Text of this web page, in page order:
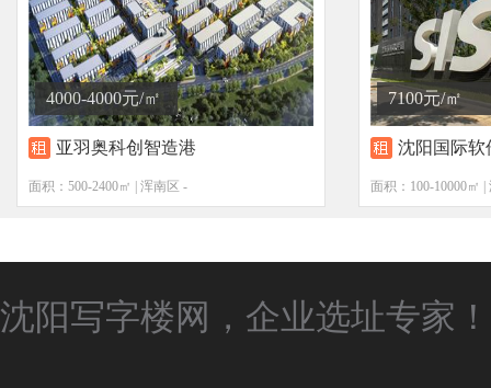
4000-4000元/㎡
亚羽奥科创智造港
面积：500-2400㎡ | 浑南区 -
7100元/㎡
沈阳国际软
面积：100-10000㎡
沈阳写字楼网，企业选址专家！